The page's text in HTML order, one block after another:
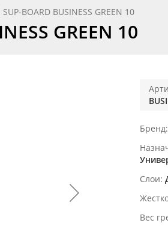
BOARD BUSINESS GREEN 10
GREEN 10
Бренд
Слои
Вес